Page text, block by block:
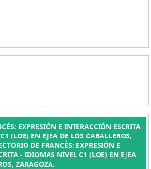
EXPRESIÓN E INTERACCIÓN ESCRITA
(LOE) EN EJEA DE LOS CABALLEROS,
DE FRANCÉS: EXPRESIÓN E
- IDIOMAS NIVEL C1 (LOE) EN EJEA
ZARAGOZA.